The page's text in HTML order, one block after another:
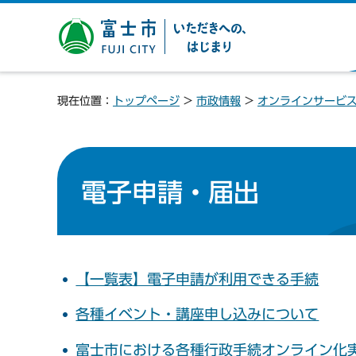
富士市 いただきへの、は
じまり
現在位置： トップページ > 市政情報 > オンラインサービス
電子申請・届出
【一覧表】電子申請が利用できる手続
各種イベント・講座申し込みについて
富士市における各種行政手続オンライン化